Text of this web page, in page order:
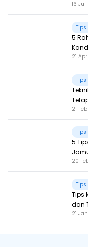
16 Jul
Tips
5
21
Tips
21
Tips
5
20
Tips
Tips
dan
21